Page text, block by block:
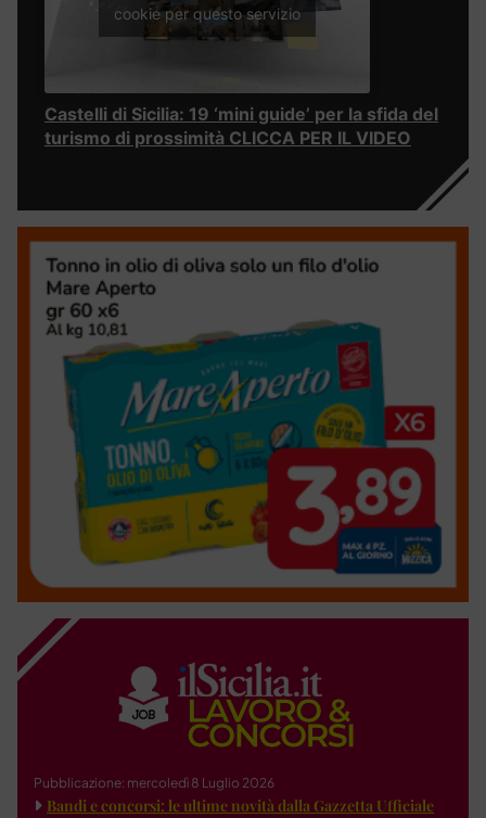
cookie per questo servizio
Castelli di Sicilia: 19 ‘mini guide’ per la sfida del
turismo di prossimità CLICCA PER IL VIDEO
Pubblicazione: mercoledì 8 Luglio 2026
Bandi e concorsi: le ultime novità dalla Gazzetta Ufficiale